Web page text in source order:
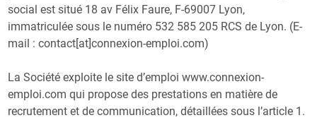
social est situé 18 av Félix Faure, F-69007 Lyon,
immatriculée sous le numéro 532 585 205 RCS de Lyon. (E-
mail : contact[at]connexion-emploi.com)
La Société exploite le site d’emploi www.connexion-
emploi.com qui propose des prestations en matière de
recrutement et de communication, détaillées sous l’article 1.